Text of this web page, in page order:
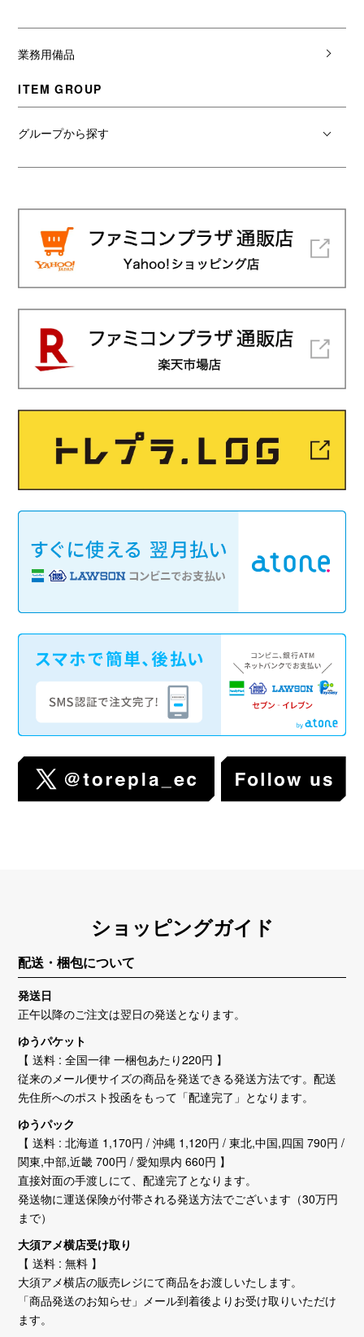
業務用備品
ITEM GROUP
グループから探す
ショッピングガイド
配送・梱包について
発送日
正午以降のご注文は翌日の発送となります。
ゆうパケット
【 送料 : 全国一律 一梱包あたり220円 】
従来のメール便サイズの商品を発送できる発送方法です。配送
先住所へのポスト投函をもって「配達完了」となります。
ゆうパック
【 送料 : 北海道 1,170円 / 沖縄 1,120円 / 東北,中国,四国 790円 /
関東,中部,近畿 700円 / 愛知県内 660円 】
直接対面の手渡しにて、配達完了となります。
発送物に運送保険が付帯される発送方法でございます（30万円
まで）
大須アメ横店受け取り
【 送料 : 無料 】
大須アメ横店の販売レジにて商品をお渡しいたします。
「商品発送のお知らせ」メール到着後よりお受け取りいただけ
ます。